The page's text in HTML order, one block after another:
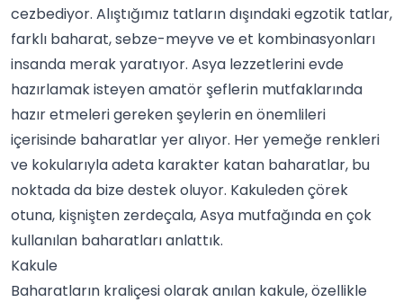
cezbediyor. Alıştığımız tatların dışındaki egzotik tatlar,
farklı baharat, sebze-meyve ve et kombinasyonları
insanda merak yaratıyor. Asya lezzetlerini evde
hazırlamak isteyen amatör şeflerin mutfaklarında
hazır etmeleri gereken şeylerin en önemlileri
içerisinde baharatlaryer alıyor. Her yemeğe renkleri
ve kokularıyla adeta karakter katan baharatlar, bu
noktada da bize destek oluyor. Kakuleden çörek
otuna, kişnişten zerdeçala, Asya mutfağında en çok
kullanılan baharatları anlattık.
Kakule
Baharatların kraliçesi olarak anılan kakule, özellikle